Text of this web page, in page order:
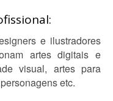
e ilustradores
artes digitais e
visual, artes para
etc.